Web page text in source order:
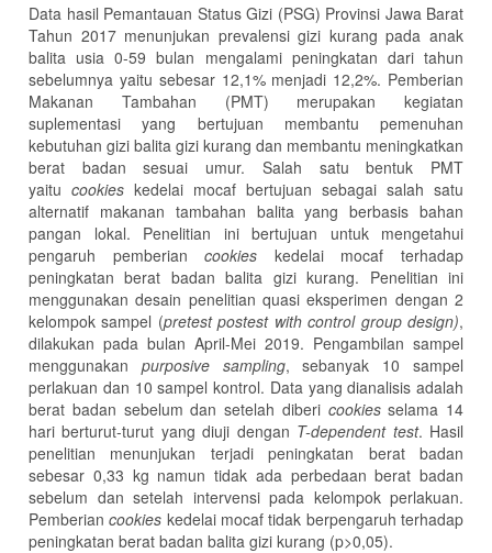
Data hasil Pemantauan Status Gizi (PSG) Provinsi Jawa Barat
Tahun 2017 menunjukan prevalensi gizi kurang pada anak
balita usia 0-59 bulan mengalami peningkatan dari tahun
sebelumnya yaitu sebesar 12,1% menjadi 12,2%. Pemberian
Makanan Tambahan (PMT) merupakan kegiatan
suplementasi yang bertujuan membantu pemenuhan
kebutuhan gizi balita gizi kurang dan membantu meningkatkan
berat badan sesuai umur. Salah satu bentuk PMT
yaitu cookies kedelai mocaf bertujuan sebagai salah satu
alternatif makanan tambahan balita yang berbasis bahan
pangan lokal. Penelitian ini bertujuan untuk mengetahui
pengaruh pemberiancookies kedelai mocaf terhadap
peningkatan berat badan balita gizi kurang. Penelitian ini
menggunakan desain penelitian quasi eksperimen dengan 2
kelompok sampel (pretest postest with control group design),
dilakukan pada bulan April-Mei 2019. Pengambilan sampel
menggunakan purposive sampling, sebanyak 10 sampel
perlakuan dan 10 sampel kontrol. Data yang dianalisis adalah
berat badan sebelum dan setelah diberi cookiesselama 14
hari berturut-turut yang diuji dengan T-dependent test. Hasil
penelitian menunjukan terjadi peningkatan berat badan
sebesar 0,33 kg namun tidak ada perbedaan berat badan
sebelum dan setelah intervensi pada kelompok perlakuan.
Pemberiancookies kedelai mocaf tidak berpengaruh terhadap
peningkatan berat badan balita gizi kurang (p>0,05).